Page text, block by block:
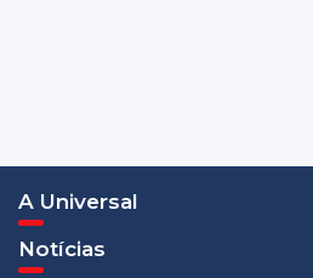
A Universal
Notícias